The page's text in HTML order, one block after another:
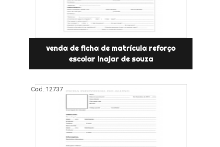
venda de ficha de matrícula reforço
escolar inajar de souza
Cod.:12737